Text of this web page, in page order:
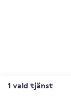
1 vald tjänst